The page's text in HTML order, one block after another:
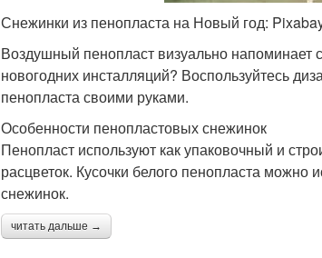
Снежинки из пенопласта на Новый год:
Воздушный пенопласт визуально напоминает
новогодних инсталляций? Воспользуйтесь
пенопласта своими руками.
Особенности пенопластовых снежинок
Пенопласт используют как упаковочный и
расцветок. Кусочки белого пенопласта можно
снежинок.
читать дальше →